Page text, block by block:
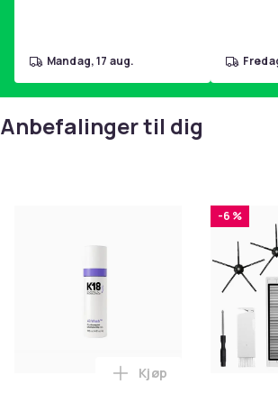
mandag, 17 aug.
Anbefalinger til dig
Legg K18 Airwash
Kjøp
-6 %